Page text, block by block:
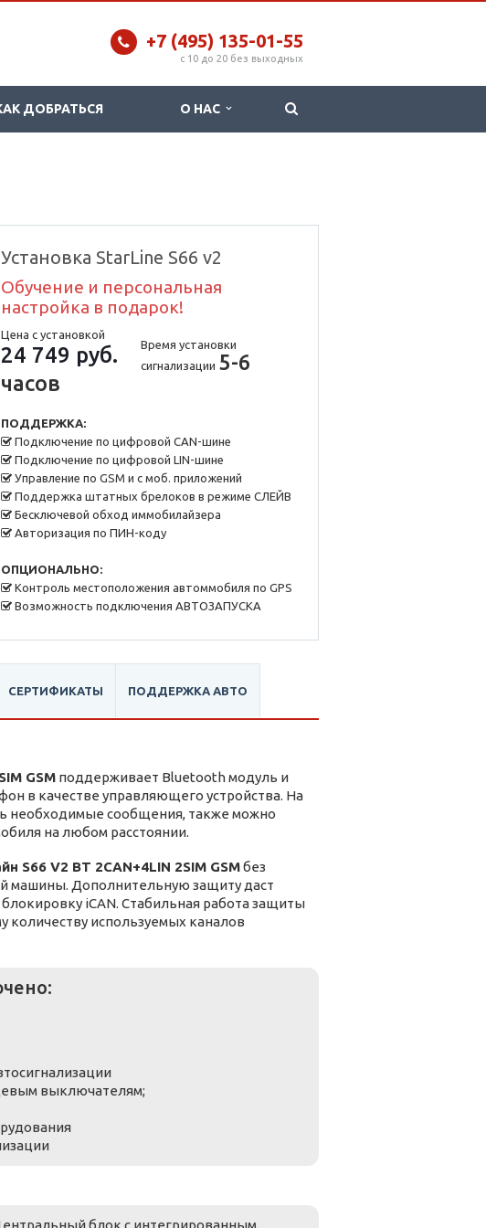
+7 (495) 135-01-55
c 10 до 20 без выходных
ДОБРАТЬСЯ О НАС
Установка StarLine S66 v2
Обучение и персональная
настройка в подарок!
Цена с установкой
24 749 руб.
Время установки
сигнализации 5-6
часов
ПОДДЕРЖКА:
Подключение по цифровой CAN-шине
Подключение по цифровой LIN-шине
Управление по GSM и с моб. приложений
Поддержка штатных брелоков в режиме СЛЕЙВ
Бесключевой обход иммобилайзера
Авторизация по ПИН-коду
ОПЦИОНАЛЬНО:
Контроль местоположения автоммобиля по GPS
Возможность подключения АВТОЗАПУСКА
СЕРТИФИКАТЫ ПОДДЕРЖКА АВТО
GSM поддерживает Bluetooth модуль и
в качестве управляющего устройства. На
необходимые сообщения, также можно
на любом расстоянии.
S66 V2 BT 2CAN+4LIN 2SIM GSMбез
машины. Дополнительную защиту даст
iCAN. Стабильная работа защиты
количеству используемых каналов
выключателям;